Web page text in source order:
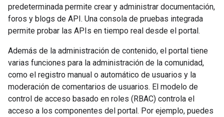
predeterminada permite crear y administrar documentación,
foros y blogs de API. Una consola de pruebas integrada
permite probar las APIs en tiempo real desde el portal.
Además de la administración de contenido, el portal tiene
varias funciones para la administración de la comunidad,
como el registro manual o automático de usuarios y la
moderación de comentarios de usuarios. El modelo de
control de acceso basado en roles (RBAC) controla el
acceso a los componentes del portal. Por ejemplo, puedes